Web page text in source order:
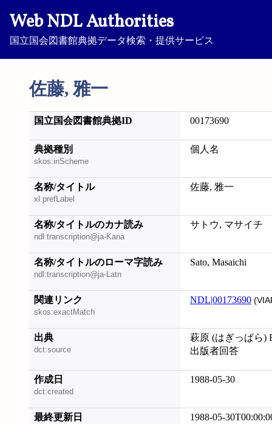
Web NDL Authorities
国立国会図書館典拠データ検索・提供サービス
佐藤, 雅一
国立国会図書館典拠ID 00173690
典拠種別
skos:inScheme
個人名
名称/タイトル
xl:prefLabel
佐藤, 雅一
名称/タイトルのカナ読み
ndl:transcription@ja-Kana
サトウ, マサイチ
名称/タイトルのローマ字読み
ndl:transcription@ja-Latn
Sato, Masaichi
関連リンク
skos:exactMatch
NDL|00173690
出典
dct:source
萩原 (はぎっぱら)
出版者回答
作成日
dct:created
1988-05-30
最終更新日 1988-05-